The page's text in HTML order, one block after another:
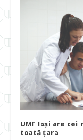
UMF Iaşi are
toată ţara